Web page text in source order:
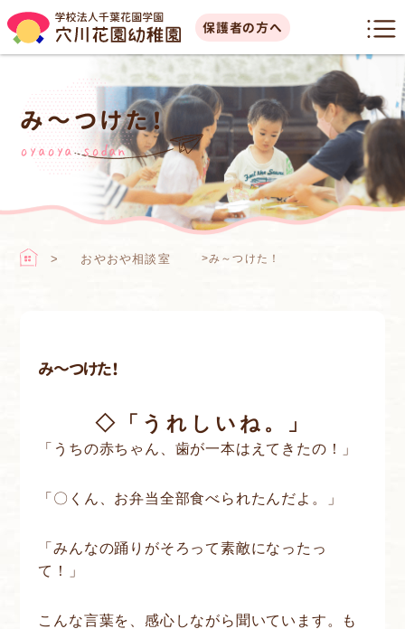
保護者の方へ
み～つけた！
oyaoya sodan
おやおや相談室 >み～つけた！
み～つけた！
◇「うれしいね。」
「うちの赤ちゃん、歯が一本はえてきたの！」
「〇くん、お弁当全部食べられたんだよ。」
「みんなの踊りがそろって素敵になったっ
て！」
こんな言葉を、感心しながら聞いています。も